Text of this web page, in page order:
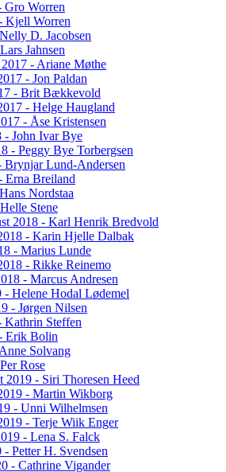
Gro Worren
Kjell Worren
D. Jacobsen
Jahnsen
- Ariane Møthe
- Jon Paldan
- Brit Bækkevold
- Helge Haugland
- Åse Kristensen
- John Ivar Bye
- Peggy Bye Torbergsen
Brynjar Lund-Andersen
Erna Breiland
Nordstaa
Stene
2018 - Karl Henrik Bredvold
- Karin Hjelle Dalbak
- Marius Lunde
- Rikke Reinemo
- Marcus Andresen
- Helene Hodal Lødemel
- Jørgen Nilsen
Kathrin Steffen
Erik Bolin
Solvang
Rose
2019 - Siri Thoresen Heed
- Martin Wikborg
- Unni Wilhelmsen
- Terje Wiik Enger
- Lena S. Falck
- Petter H. Svendsen
- Cathrine Vigander